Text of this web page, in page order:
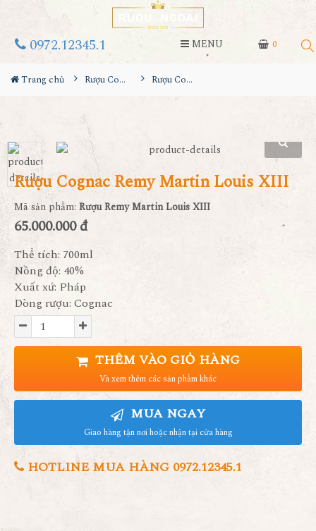
0
0972.12345.1 MENU
Trang chủ Rượu Cognac Rượu Cognac Remy Martin Louis XIII
Rượu Cognac Remy Martin Louis XIII
Mã sản phẩm: Rượu Remy Martin Louis XIII
65.000.000 đ
Thể tích: 700ml
Nồng độ: 40%
Xuất xứ: Pháp
Dòng rượu: Cognac
THÊM VÀO GIỎ HÀNG
Và xem thêm các sản phẩm khác
MUA NGAY
Giao hàng tận nơi hoặc nhận tại cửa hàng
HOTLINE MUA HÀNG 0972.12345.1